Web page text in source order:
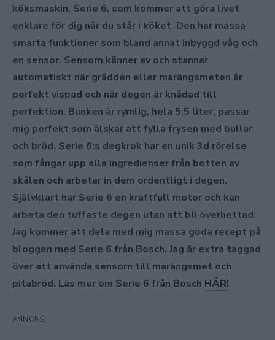
köksmaskin, Serie 6, som kommer att göra livet
enklare för dig när du står i köket. Den har massa
smarta funktioner som bland annat inbyggd våg och
en sensor. Sensorn känner av och stannar
automatiskt när grädden eller marängsmeten är
perfekt vispad och när degen är knådad till
perfektion. Bunken är rymlig, hela 5,5 liter, passar
mig perfekt som älskar att fylla frysen med bullar
och bröd. Serie 6:s degkrok har en unik 3d rörelse
som fångar upp alla ingredienser från botten av
skålen och arbetar in dem ordentligt i degen.
Självklart har Serie 6 en kraftfull motor och kan
arbeta den tuffaste degen utan att bli överhettad.
Jag kommer att dela med mig massa goda recept på
bloggen med Serie 6 från Bosch. Jag är extra taggad
över att använda sensorn till marängsmet och
pitabröd. Läs mer om Serie 6 från Bosch HÄR!